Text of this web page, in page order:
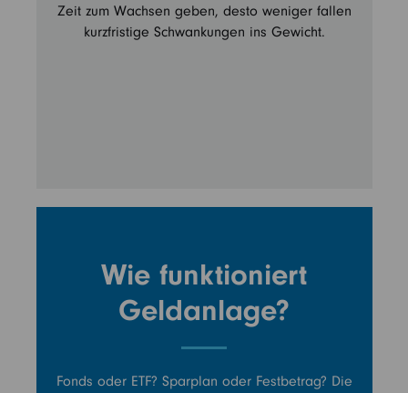
Zeit zum Wachsen geben, desto weniger fallen
kurzfristige Schwankungen ins Gewicht.
Wie funktioniert
Geldanlage?
Fonds oder ETF? Sparplan oder Festbetrag? Die